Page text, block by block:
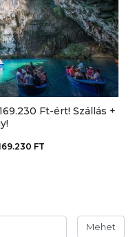
Ft-ért! Szállás +
FT
Mehet